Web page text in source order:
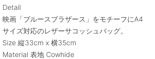
Detail
映画「ブルースブラザース」をモチーフにA4
サイズ対応のレザーサコッシュバッグ。
Size 縦33cm x 横35cm
Material 表地 Cowhide